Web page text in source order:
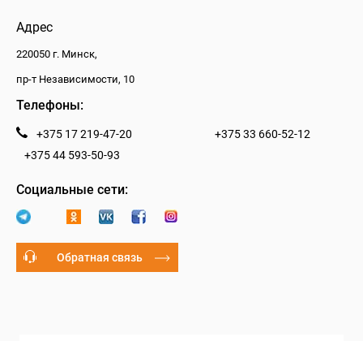
Адрес
220050 г. Минск,
пр-т Независимости, 10
Телефоны:
+375 17 219-47-20
+375 33 660-52-12
+375 44 593-50-93
Социальные сети:
Обратная связь